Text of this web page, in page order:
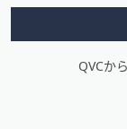
メ
ニ
QVCか